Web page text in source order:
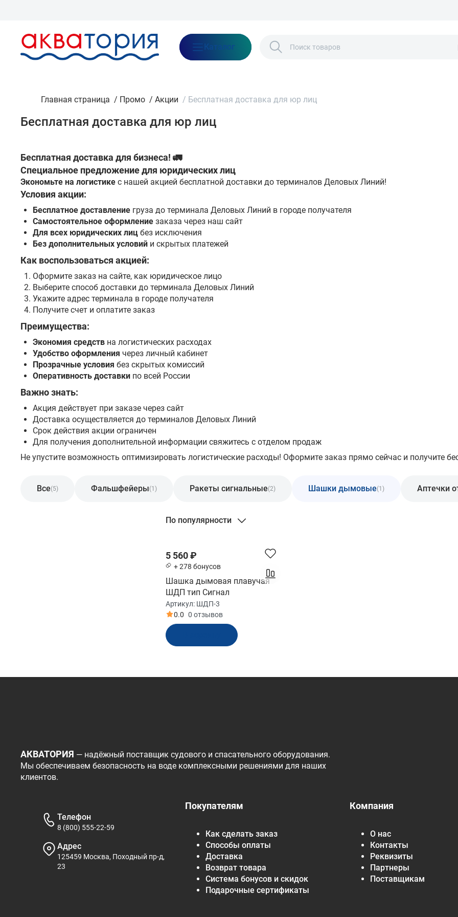
Каталог
Главная страница / Промо / Акции / Бесплатная доставка для юр лиц
Бесплатная доставка для юр лиц
Бесплатная доставка для бизнеса! 🚛
Специальное предложение для юридических лиц
Экономьте на логистике с нашей акцией бесплатной доставки до терминалов Деловых Линий!
Условия акции:
Бесплатное доставление груза до терминала Деловых Линий в городе получателя
Самостоятельное оформление заказа через наш сайт
Для всех юридических лиц без исключения
Без дополнительных условий и скрытых платежей
Как воспользоваться акцией:
Оформите заказ на сайте, как юридическое лицо
Выберите способ доставки до терминала Деловых Линий
Укажите адрес терминала в городе получателя
Получите счет и оплатите заказ
Преимущества:
Экономия средств на логистических расходах
Удобство оформления через личный кабинет
Прозрачные условия без скрытых комиссий
Оперативность доставки по всей России
Важно знать:
Акция действует при заказе через сайт
Доставка осуществляется до терминалов Деловых Линий
Срок действия акции ограничен
Для получения дополнительной информации свяжитесь с отделом продаж
Не упустите возможность оптимизировать логистические расходы! Оформите заказ прямо сейчас и получите
Все(5) Фальшфейеры(1) Ракеты сигнальные(2) Шашки дымовые(1) Аптечки
По популярности
5 560 ₽
+ 278 бонусов
Шашка дымовая плавучая
ШДП тип Сигнал
Артикул: ШДП-3
0.0 0 отзывов
АКВАТОРИЯ — надёжный поставщик судового и спасательного оборудования.
Мы обеспечиваем безопасность на воде комплексными решениями для наших
клиентов.
Покупателям
Как сделать заказ
Способы оплаты
Доставка
Возврат товара
Система бонусов и скидок
Подарочные сертификаты
Компания
О нас
Контакты
Реквизиты
Партнеры
Поставщикам
Телефон
8 (800) 555-22-59
Адрес
125459 Москва, Походный пр-д,
23